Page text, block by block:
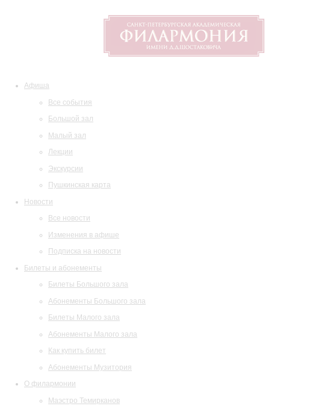
Афиша
Все события
Большой зал
Малый зал
Лекции
Экскурсии
Пушкинская карта
Новости
Все новости
Изменения в афише
Подписка на новости
Билеты и абонементы
Билеты Большого зала
Абонементы Большого зала
Билеты Малого зала
Абонементы Малого зала
Как купить билет
Абонементы Музитория
О филармонии
Маэстро Темирканов